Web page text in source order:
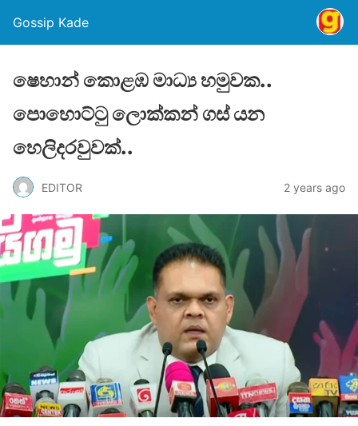
Gossip Kade
ෂෙහාන් කොළඹ මාධ්‍ය හමුවක..
පොහොට්ටු ලොක්කන් ගස් යන
හෙලිදරවුවක්..
EDITOR 2 years ago